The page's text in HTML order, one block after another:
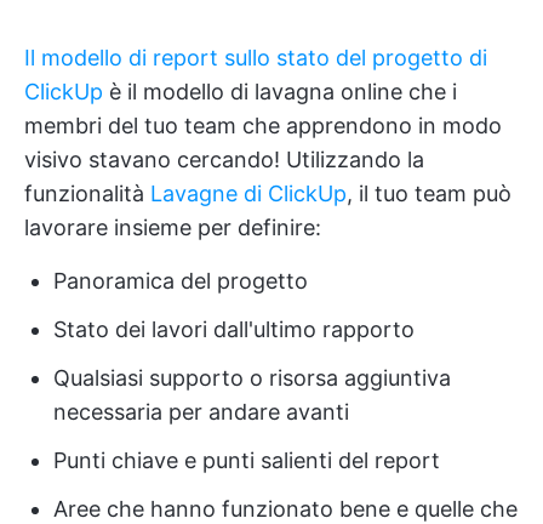
Il modello di report sullo stato del progetto di
ClickUp è il modello di lavagna online che i
membri del tuo team che apprendono in modo
visivo stavano cercando! Utilizzando la
funzionalità Lavagne di ClickUp, il tuo team può
lavorare insieme per definire:
Panoramica del progetto
Stato dei lavori dall'ultimo rapporto
Qualsiasi supporto o risorsa aggiuntiva
necessaria per andare avanti
Punti chiave e punti salienti del report
Aree che hanno funzionato bene e quelle che